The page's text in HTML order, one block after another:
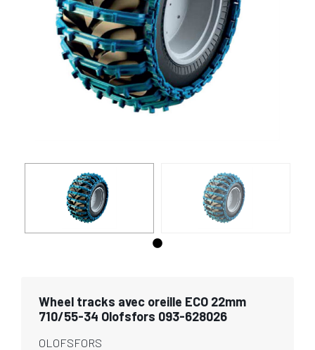
Wheel tracks avec oreille ECO 22mm
710/55-34 Olofsfors 093-628026
OLOFSFORS